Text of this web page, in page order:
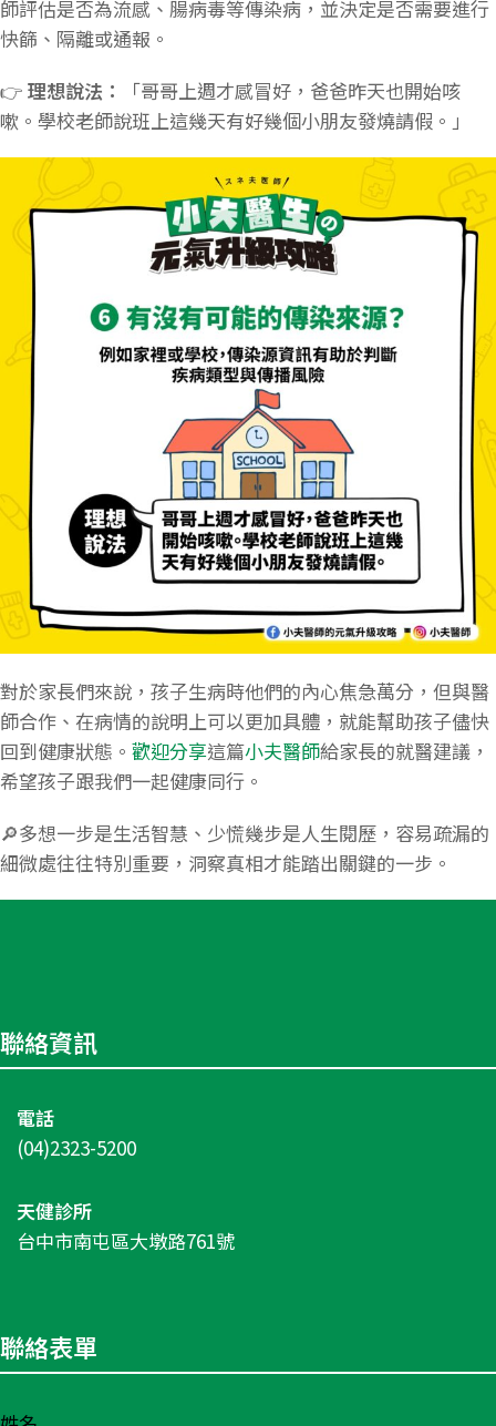
師評估是否為流感、腸病毒等傳染病，並決定是否需要進行
快篩、隔離或通報。
👉 理想說法：
「哥哥上週才感冒好，爸爸昨天也開始咳
嗽。學校老師說班上這幾天有好幾個小朋友發燒請假。」
對於家長們來說，孩子生病時他們的內心焦急萬分，但與醫
師合作、在病情的說明上可以更加具體，就能幫助孩子儘快
回到健康狀態。 歡迎分享這篇小夫醫師給家長的就醫建議，
希望孩子跟我們一起健康同行。
🔎多想一步是生活智慧、少慌幾步是人生閱歷，容易疏漏的
細微處往往特別重要，洞察真相才能踏出關鍵的一步。
聯絡資訊
電話
(04)2323-5200
天健診所
台中市南屯區大墩路761號
聯絡表單